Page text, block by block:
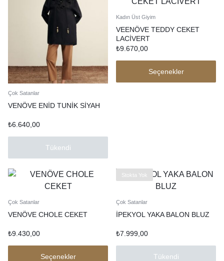
Çok Satanlar
VENÖVE ENİD TUNİK SİYAH
₺6.640,00
Tükendi
Kadın Üst Giyim
VEENÖVE TEDDY CEKET
LACİVERT
₺9.670,00
Seçenekler
Çok Satanlar
VENÖVE CHOLE CEKET
₺9.430,00
Seçenekler
Stokta Yok
Çok Satanlar
İPEKYOL YAKA BALON BLUZ
₺7.999,00
Tükendi